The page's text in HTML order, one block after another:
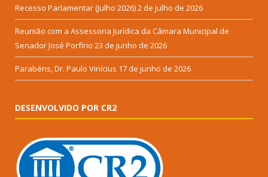
Recesso Parlamentar (Julho 2026)2 de julho de 2026
Reunião com a Assessoria Jurídica da Câmara Municipal de
Senador José Porfírio 23 de junho de 2026
Parabéns, Dr. Paulo Vinícius 17 de junho de 2026
DESENVOLVIDO POR CR2